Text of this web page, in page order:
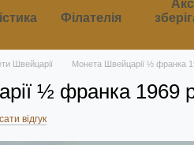
Філателія
Швейцарії Монета Швейцарії ½ франка
½ франка 1969
відгук